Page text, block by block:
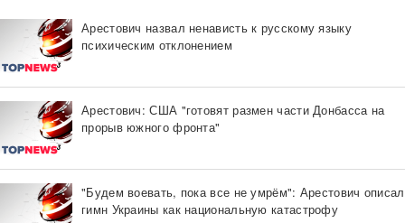
Арестович назвал ненависть к русскому языку
психическим отклонением
Арестович: США "готовят размен части Донбасса на
прорыв южного фронта"
"Будем воевать, пока все не умрём": Арестович описал
гимн Украины как национальную катастрофу